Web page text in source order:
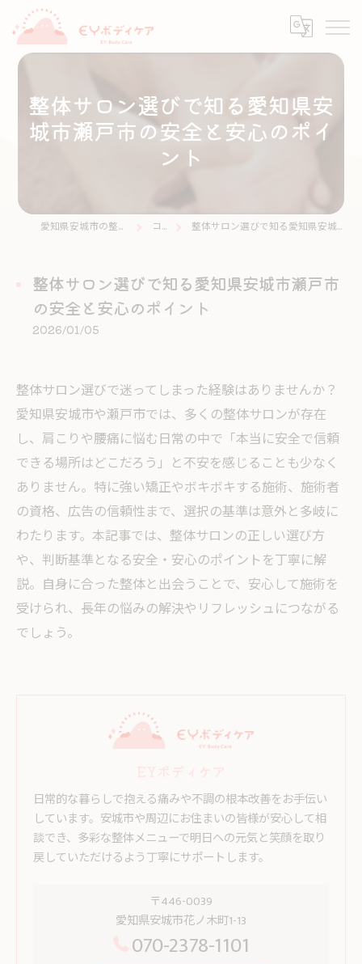
整体サロン選びで知る愛知県安
城市瀬戸市の安全と安心のポイ
ント
愛知県安城市の整体ならEYボディケア コラム 整体サロン選びで知る愛知県安城市瀬戸市の安全と安心のポイント
整体サロン選びで知る愛知県安城市瀬戸市
の安全と安心のポイント
2026/01/05
整体サロン選びで迷ってしまった経験はありませんか？
愛知県安城市や瀬戸市では、多くの整体サロンが存在
し、肩こりや腰痛に悩む日常の中で「本当に安全で信頼
できる場所はどこだろう」と不安を感じることも少なく
ありません。特に強い矯正やボキボキする施術、施術者
の資格、広告の信頼性まで、選択の基準は意外と多岐に
わたります。本記事では、整体サロンの正しい選び方
や、判断基準となる安全・安心のポイントを丁寧に解
説。自身に合った整体と出会うことで、安心して施術を
受けられ、長年の悩みの解決やリフレッシュにつながる
でしょう。
日常的な暮らしで抱える痛みや不調の根本改善をお手伝い
しています。安城市や周辺にお住まいの皆様が安心して相
談でき、多彩な整体メニューで明日への元気と笑顔を取り
戻していただけるよう丁寧にサポートします。
〒446-0039
愛知県安城市花ノ木町1-13
070-2378-1101